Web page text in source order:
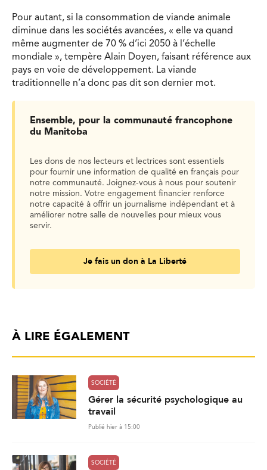
Pour autant, si la consommation de viande animale
diminue dans les sociétés avancées, « elle va quand
même augmenter de 70 % d’ici 2050 à l’échelle
mondiale », tempère Alain Doyen, faisant référence aux
pays en voie de développement. La viande
traditionnelle n’a donc pas dit son dernier mot.
Ensemble, pour la communauté francophone
du Manitoba
Les dons de nos lecteurs et lectrices sont essentiels
pour fournir une information de qualité en français pour
notre communauté. Joignez-vous à nous pour soutenir
notre mission. Votre engagement financier renforce
notre capacité à offrir un journalisme indépendant et à
améliorer notre salle de nouvelles pour mieux vous
servir.
Je fais un don à La Liberté
À LIRE ÉGALEMENT
SOCIÉTÉ
Gérer la sécurité psychologique au
travail
Publié hier à 15:00
SOCIÉTÉ